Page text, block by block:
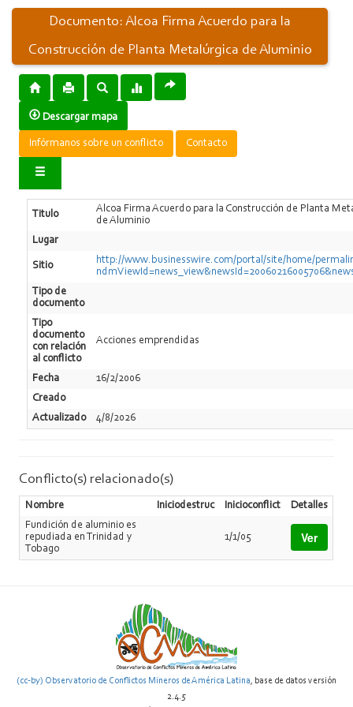
Documento: Alcoa Firma Acuerdo para la
Construcción de Planta Metalúrgica de Aluminio
Descargar mapa
Infórmanos sobre un conflicto Contacto
Titulo
Alcoa Firma Acuerdo para la Construcción de Planta
de Aluminio
Lugar
Sitio
http://www.businesswire.com/portal/site/home/
Tipo de
documento
Tipo
documento
con relación
al conflicto
Acciones emprendidas
Fecha
16/2/2006
Creado
Actualizado
4/8/2026
Conflicto(s) relacionado(s)
Nombre Iniciodestruc Inicioconflict
Detalles
Fundición de aluminio es
repudiada en Trinidad y
Tobago
1/1/05 Ver
(cc-by) Observatorio de Conflictos Mineros de América Latina, base de datos versión
2.4.5